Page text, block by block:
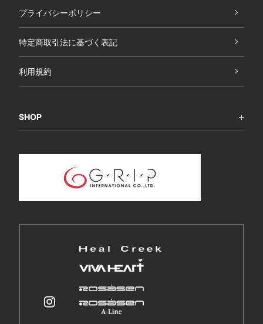
プライバシーポリシー
特定商取引法に基づく表記
利用規約
SHOP